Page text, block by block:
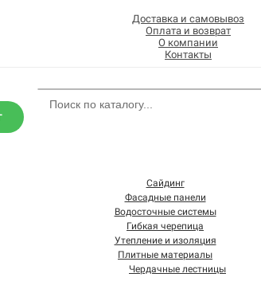
Доставка и самовывоз
Оплата и возврат
О компании
Контакты
Сайдинг
Фасадные панели
Водосточные системы
Гибкая черепица
Утепление и изоляция
Плитные материалы
Чердачные лестницы